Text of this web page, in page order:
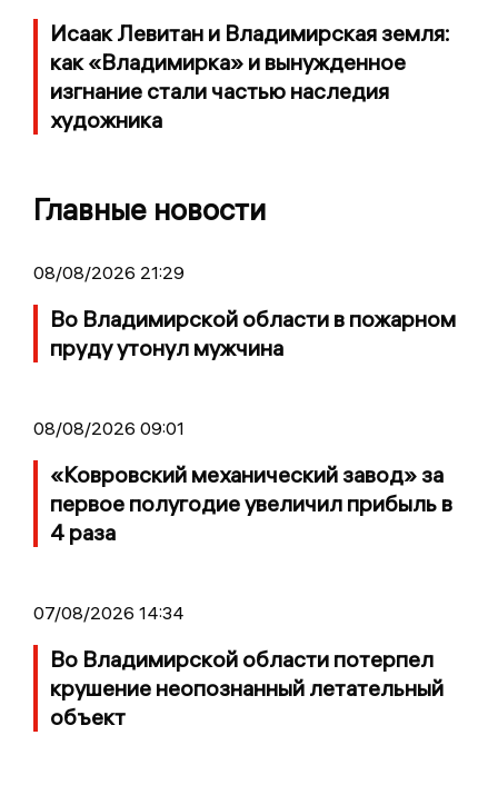
Исаак Левитан и Владимирская земля:
как «Владимирка» и вынужденное
изгнание стали частью наследия
художника
Главные новости
08/08/2026 21:29
Во Владимирской области в пожарном
пруду утонул мужчина
08/08/2026 09:01
«Ковровский механический завод» за
первое полугодие увеличил прибыль в
4 раза
07/08/2026 14:34
Во Владимирской области потерпел
крушение неопознанный летательный
объект